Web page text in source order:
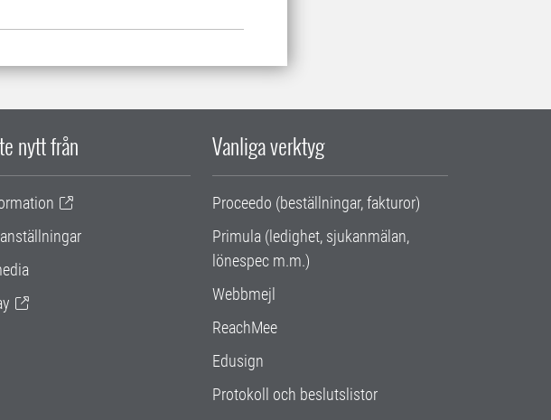
nytt från Vanliga verktyg
Proceedo (beställningar, fakturor)
Primula (ledighet, sjukanmälan,
lönespec m.m.)
Webbmejl
ReachMee
Edusign
Protokoll och beslutslistor